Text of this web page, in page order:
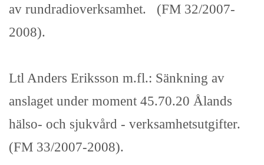
av rundradioverksamhet. (FM 32/2007-
2008).
Ltl Anders Eriksson m.fl.: Sänkning av
anslaget under moment 45.70.20 Ålands
hälso- och sjukvård - verksamhetsutgifter.
(FM 33/2007-2008).